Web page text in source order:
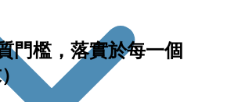
門檻，落實於每一個